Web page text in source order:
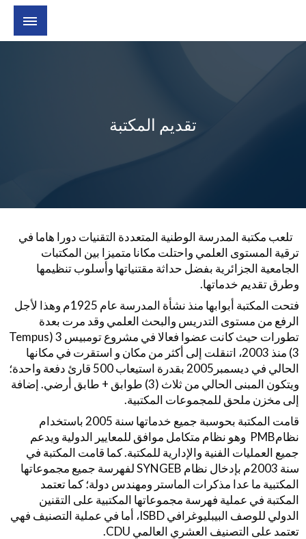
تقديم المكتبة
تلعب مكتبة المدرسة الوطنية المتعددة التقنيات دورا هاما في
ترقية المستوى العلمي واحتلت مكانا متميزا بين المكتبات
الجامعية الجزائرية بفضل حداثة مقتنياتها وأسلوب تنظيمها
وطرق تقديم خدماتها.
فتحت المكتبة أبوابها منذ نشأة المدرسة عام 1925م وهذا لأجل
الرفع من مستوى التدريس والبحث العلمي وقد مرت بعدة
تطورات حيث كانت عضوا فعالا في مشروع تومبيس 3 (Tempus
3) منذ 2003، اتنقلت إلى أكثر من مكان و استقرت في مكانها
الحالي في ديسمبر2005 بقدرة استيعاب 500 قارئ دفعة واحدة؛
ويتكون المبنى الحالي من ثلاث (3) طوابق + طابق أرضي. إضافة
إلى مخزن ملحق للمجموعات المكتبية.
قامت المكتبة بحوسبة جميع خدماتها سنة 2005 باستخدام
نظامPMB وهو نظام متكامل موافق للمعايير الدولية ويدعم
جميع العمليات الفنية والإدارية للمكتبة. كما قامت المكتبة في
سنة 2003م بإدخال نظام SYNGEB لفهرسة جميع مجموعاتها
المكتبية ما عدا مذكرات الماستر ومهندس دولة؛ كما تعتمد
المكتبة في عملية فهرسة مجموعاتها المكتبية على التقنين
الدولي للوصف البيبليوغرافي ISBD، أما في عملية التصنيف فهي
تعتمد على التصنيف العشري العالمي CDU.